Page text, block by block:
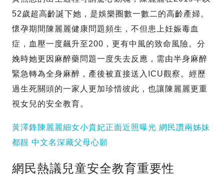
52歲超高齡誕下她，是娛樂圈數一數二的高齡產婦。
懷孕期間陳麗麗健康問題頻生，不但患上妊娠毒血
症，血壓一度飆升至200，更有中風的致命風險。分
娩時她更因麻醉藥問題一度失去反應，需由半身麻醉
緊急轉為全身麻醉，產後被直接送入ICU觀察。經歷
過生死關頭的一家人更加珍惜彼此，也讓陳麗麗更重
視女兒的安全教育。
黃澤鋒陳麗麗細女小貴妃正面近照曝光 網民讚兩姊妹
都靚 中文名深藏父母心願
網民熱議兒童安全教育重要性